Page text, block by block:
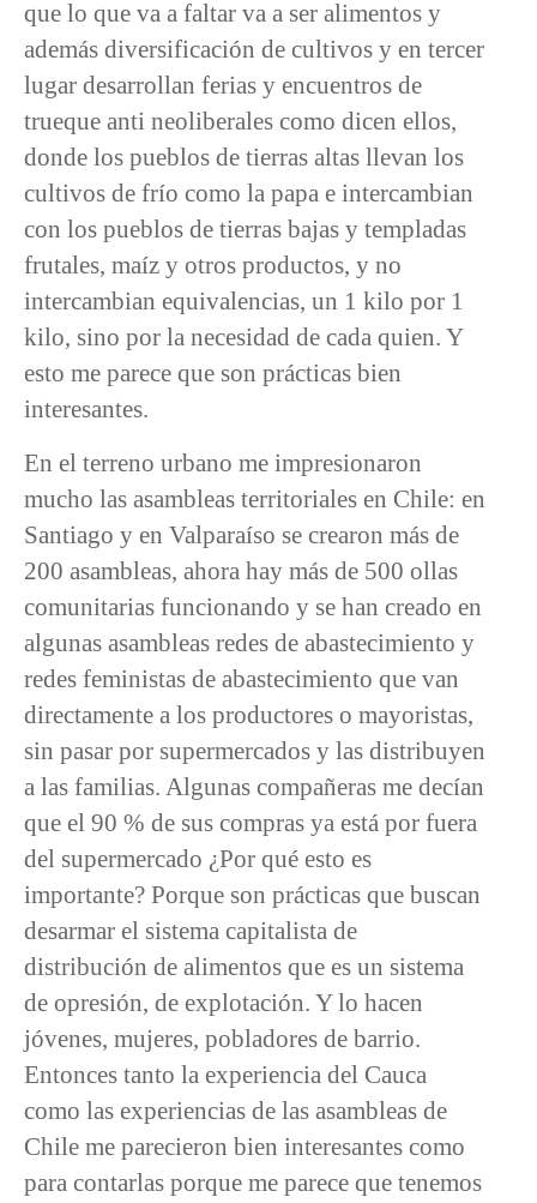
que lo que va a faltar va a ser alimentos y
además diversificación de cultivos y en tercer
lugar desarrollan ferias y encuentros de
trueque anti neoliberales como dicen ellos,
donde los pueblos de tierras altas llevan los
cultivos de frío como la papa e intercambian
con los pueblos de tierras bajas y templadas
frutales, maíz y otros productos, y no
intercambian equivalencias, un 1 kilo por 1
kilo, sino por la necesidad de cada quien. Y
esto me parece que son prácticas bien
interesantes.
En el terreno urbano me impresionaron
mucho las asambleas territoriales en Chile: en
Santiago y en Valparaíso se crearon más de
200 asambleas, ahora hay más de 500 ollas
comunitarias funcionando y se han creado en
algunas asambleas redes de abastecimiento y
redes feministas de abastecimiento que van
directamente a los productores o mayoristas,
sin pasar por supermercados y las distribuyen
a las familias. Algunas compañeras me decían
que el 90 % de sus compras ya está por fuera
del supermercado ¿Por qué esto es
importante? Porque son prácticas que buscan
desarmar el sistema capitalista de
distribución de alimentos que es un sistema
de opresión, de explotación. Y lo hacen
jóvenes, mujeres, pobladores de barrio.
Entonces tanto la experiencia del Cauca
como las experiencias de las asambleas de
Chile me parecieron bien interesantes como
para contarlas porque me parece que tenemos